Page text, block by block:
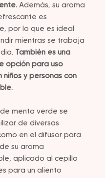
Además, su aroma
es
por lo que es ideal
mientras se trabaja
También es una
opción para uso
niños y personas con
menta verde se
de diversas
en el difusor para
su aroma
aplicado al cepillo
para un aliento